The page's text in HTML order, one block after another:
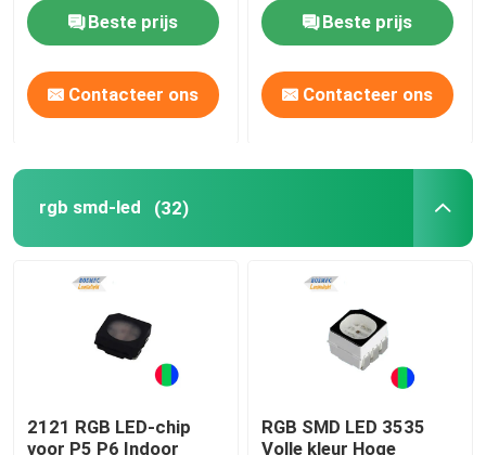
Hoogste SMD-leiden
Zijaanzichtsmd leiden
Bi-color SMD-LED
LED-koepellens
Door Gatenleiden
Beste prijs
Contacteer ons
Beste prijs
Contacteer ons
rgb smd-led (32)
2121 RGB LED-chip
voor P5 P6 Indoor
RGB SMD LED 3535
Volle kleur Hoge